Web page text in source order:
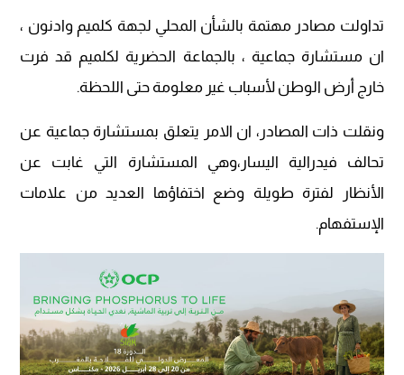
تداولت مصادر مهتمة بالشأن المحلي لجهة كلميم وادنون ،
ان مستشارة جماعية ، بالجماعة الحضرية لكلميم قد فرت
خارج أرض الوطن لأسباب غير معلومة حتى اللحظة.
ونقلت ذات المصادر، ان الامر يتعلق بمستشارة جماعية عن
تحالف فيدرالية اليسار،وهي المستشارة التي غابت عن
الأنظار لفترة طويلة وضع اختفاؤها العديد من علامات
الإستفهام.